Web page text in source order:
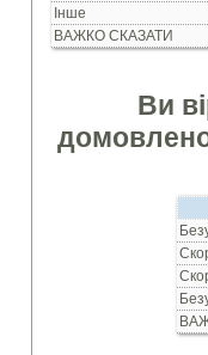
Інше
ВАЖКО СКАЗАТИ
Ви